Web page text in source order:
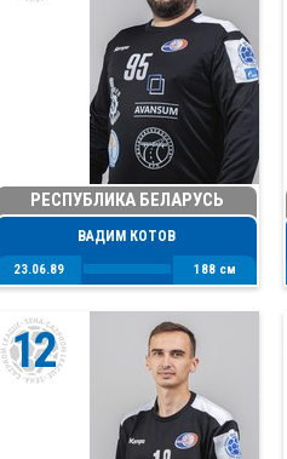
РЕСПУБЛИКА БЕЛАРУСЬ
ВАДИМ КОТОВ
23.06.89 188 см
12